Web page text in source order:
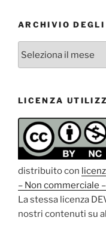
ARCHIVIO
LICENZA
distribuito con
– Non commerciale
La stessa licenza
nostri contenuti su